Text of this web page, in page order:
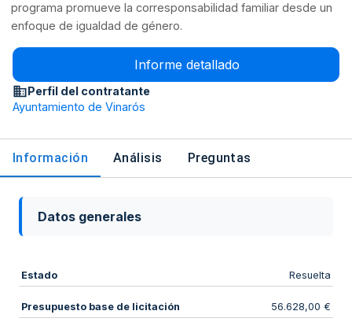
programa promueve la corresponsabilidad familiar desde un
enfoque de igualdad de género.
Informe detallado
Perfil del contratante
Ayuntamiento de Vinarós
Información Análisis Preguntas
Datos generales
Estado Resuelta
Presupuesto base de licitación 56.628,00 €